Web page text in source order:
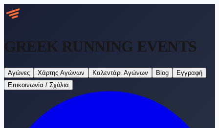
GREEK RUNNING EVENTS
Αγώνες Χάρτης Αγώνων Καλεντάρι Αγώνων Blog
Εγγραφή
Επικοινωνία / Σχόλια